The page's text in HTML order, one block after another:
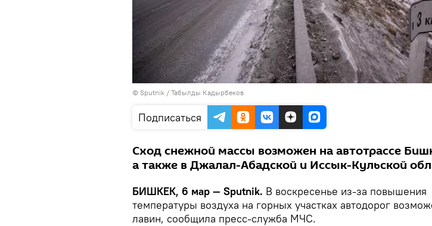
© Sputnik / Табылды Кадырбеков
Подписаться
Сход снежной массы возможен на автотрассе
а также в Джалал-Абадской и Иссык-Кульской
БИШКЕК, 6 мар — Sputnik. В воскресенье из-за повышения
температуры воздуха на горных участках автодорог
лавин, сообщила пресс-служба МЧС.